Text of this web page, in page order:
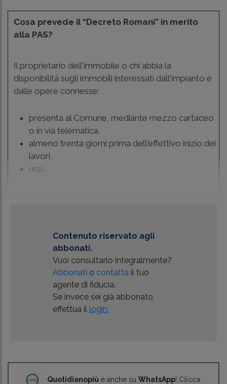
Cosa prevede il “Decreto Romani” in merito
alla PAS?
Il proprietario dell'immobile o chi abbia la
disponibilità sugli immobili interessati dall'impianto e
dalle opere connesse:
presenta al Comune, mediante mezzo cartaceo
o in via telematica,
almeno trenta giorni prima dell'effettivo inizio dei
lavori,
una...
Contenuto riservato agli
abbonati.
Vuoi consultarlo integralmente?
Abbonati o contattail tuo
agente di fiducia.
Se invece sei già abbonato,
effettua il login.
Quotidianopiù è anche su WhatsApp! Clicca